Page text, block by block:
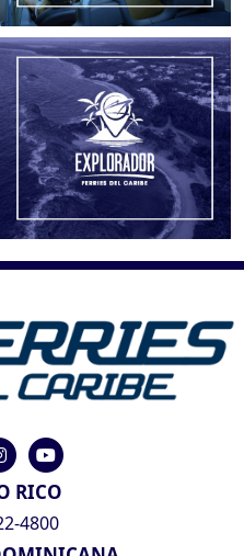
RICO
4800